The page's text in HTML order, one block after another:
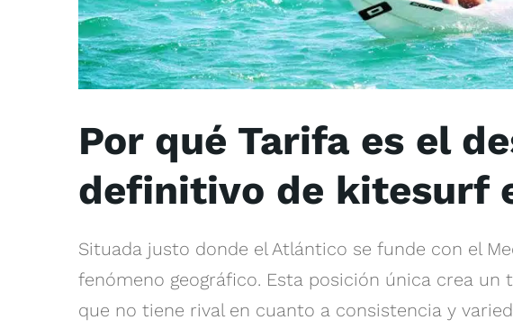
Por qué Tarifa es el
definitivo de kitesurf
Situada justo donde el Atlántico se funde con el
fenómeno geográfico. Esta posición única crea un
que no tiene rival en cuanto a consistencia y